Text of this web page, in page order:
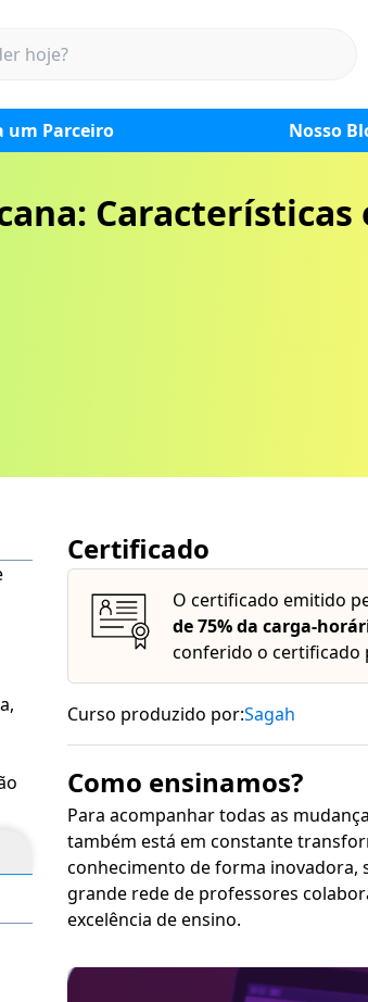
um Parceiro Nosso
Características
Certificado
O certificado emitido
de 75% da carga-
conferido o certificado
Curso produzido por:Sagah
Como ensinamos?
Para acompanhar todas as
também está em constante
conhecimento de forma inovadora, simplificada,
grande rede de professores
excelência de ensino.